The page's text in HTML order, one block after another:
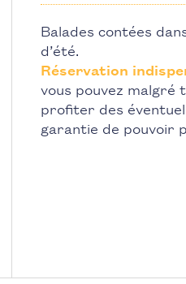
Balades contées
d’été.
Réservation
vous pouvez malgré
profiter des
garantie de pouvoir